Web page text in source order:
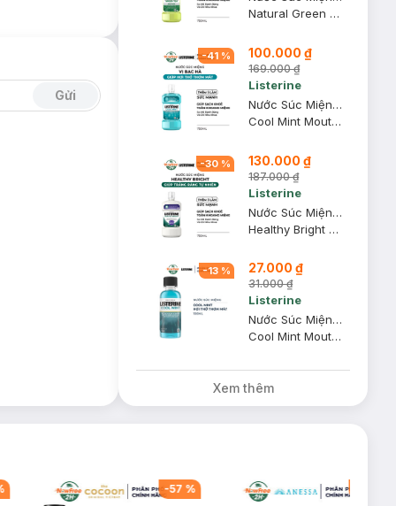
Gửi
Natural Green Tea Zero Alcohol Multi-Action Mouthwash
-41 % 100.000 ₫
169.000 ₫
Listerine
Nước Súc Miệng Listerine Hơi Thở Thơm Mát 750ml
Cool Mint Mouthwash
-30 % 130.000 ₫
187.000 ₫
Listerine
Nước Súc Miệng Listerine Giúp Răng Trắng Sáng 750ml
Healthy Bright Multi-Action Mouthwash
-13 % 27.000 ₫
31.000 ₫
Listerine
Nước Súc Miệng Listerine Hơi Thở Thơm Mát 100ml
Cool Mint Mouthwash
Xem thêm
-57 %